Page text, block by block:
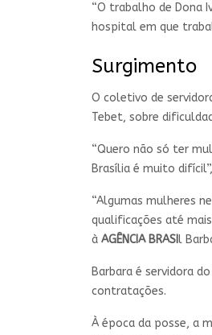
“O trabalho de Dona
hospital em que
Surgimento
O coletivo de
Tebet, sobre
“Quero não só ter
Brasília é muito
“Algumas mulheres
qualificações até
à AGÊNCIA BRASIl
Barbara é servidora
contratações.
À época da posse, a